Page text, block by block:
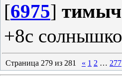
[6975] тимыч
+8с солнышко
Страница 279 из 281 « 1 2 … 277